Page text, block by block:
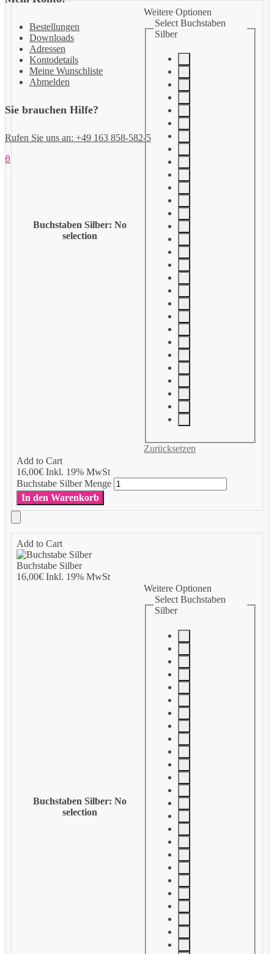
Bestellungen
Downloads
Adressen
Kontodetails
Meine Wunschliste
Abmelden
Sie brauchen Hilfe?
Rufen Sie uns an: +49 163 858-582-5
0
Add to Cart
16,00€Inkl. 19% MwSt
Buchstaben Silber: No
selection
Weitere Optionen
Select Buchstaben
Silber
Zurücksetzen
Buchstabe Silber Menge
In den Warenkorb
Add to Cart
Buchstabe Silber
16,00€Inkl. 19% MwSt
Buchstaben Silber: No
selection
Weitere Optionen
Select Buchstaben
Silber